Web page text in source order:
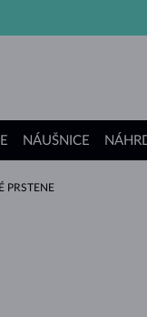
NÁUŠNICE
PRSTENE